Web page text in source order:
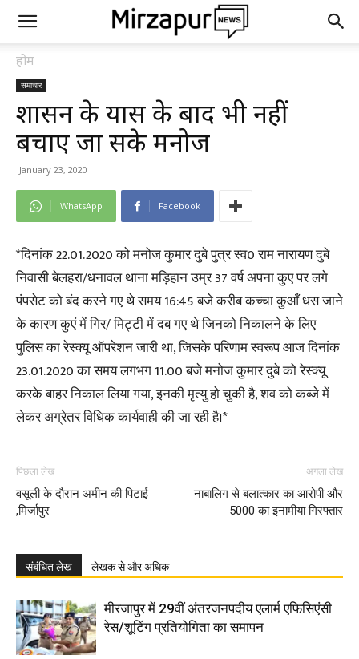
होम
समाचार
प्रशासन के प्रयास के बाद भी नहीं
बचाए जा सके मनोज
January 23, 2020
WhatsApp Facebook
*दिनांक 22.01.2020 को मनोज कुमार दुबे पुत्र स्व0 राम नारायण दुबे
निवासी बेलहरा/धनावल थाना मड़िहान उम्र 37 वर्ष अपना कुए पर लगे
पंपसेट को बंद करने गए थे समय 16:45 बजे करीब कच्चा कुआँ धस जाने
के कारण कुएं में गिर/ मिट्टी में दब गए थे जिनको निकालने के लिए
पुलिस का रेस्क्यू ऑपरेशन जारी था, जिसके परिणाम स्वरूप आज दिनांक
23.01.2020 का समय लगभग 11.00 बजे मनोज कुमार दुबे को रेस्क्यू
करके बाहर निकाल लिया गया, इनकी मृत्यु हो चुकी है, शव को कब्जे में
लेकर अग्रेतर विधिक कार्यवाही की जा रही है।*
पिछला लेख
वसूली के दौरान अमीन की पिटाई
,मिर्जापुर
अगला लेख
नाबालिग से बलात्कार का आरोपी और
5000 का इनामीया गिरफ्तार
संबंधित लेख लेखक से और अधिक
मीरजापुर में 29वीं अंतरजनपदीय एलार्म एफिसिएंसी
रेस/शूटिंग प्रतियोगिता का समापन